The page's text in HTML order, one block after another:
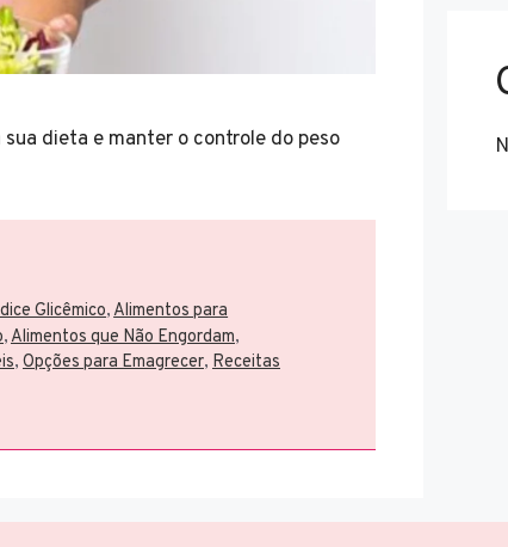
dieta e manter o controle do peso
Glicêmico,Alimentos para
, Alimentos que Não Engordam,
, Opções para Emagrecer, Receitas